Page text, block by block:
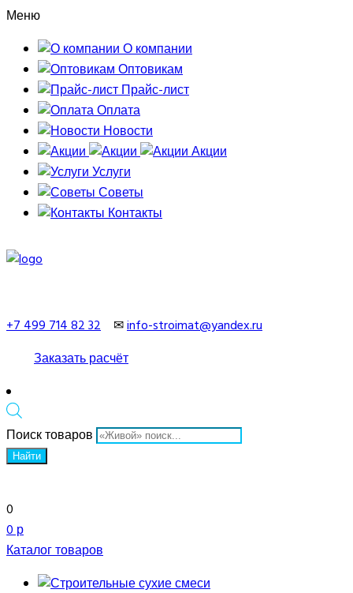
Меню
О компании
Оптовикам
Прайс-лист
Оплата
Новости
Акции
Услуги
Советы
Контакты
+7 499 714 82 32 ✉info-stroimat@yandex.ru
Заказать расчёт
Поиск товаров
Найти
0
0 р
Каталог товаров